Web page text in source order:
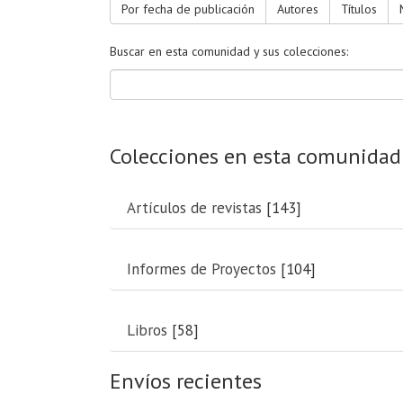
Por fecha de publicación Autores Títulos
Buscar en esta comunidad y sus colecciones:
Colecciones en esta comunidad
Artículos de revistas [143]
Informes de Proyectos [104]
Libros [58]
Envíos recientes